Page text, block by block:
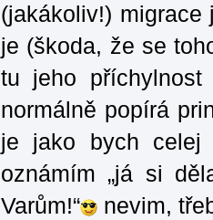
(jakákoliv!)
je (škoda, že se
tu jeho
normálně popírá
je jako bych celej
oznámím „já si
Varům!“
nevim,